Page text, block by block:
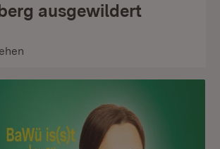
ausgewildert